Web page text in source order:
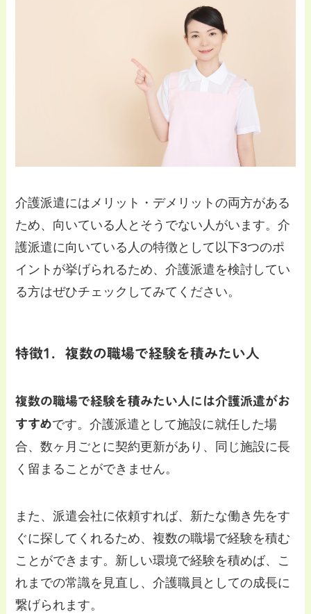
介護派遣にはメリット・デメリットの両方がある
ため、向いている人とそうでない人がいます。介
護派遣に向いている人の特徴として以下3つのポ
イントが挙げられるため、介護派遣を検討してい
る方はぜひチェックしてみてください。
特徴1．複数の職場で経験を積みたい人
複数の職場で経験を積みたい人には介護派遣がお
すすめです。介護派遣として施設に就任した場
合、数ヶ月ごとに契約更新があり、同じ施設に長
く留まることができません。
また、派遣会社に依頼すれば、新たな働き先をす
ぐに探してくれるため、複数の職場で経験を積む
ことができます。新しい環境で経験を積めば、こ
れまでの常識を見直し、介護職員としての成長に
繋げられます。